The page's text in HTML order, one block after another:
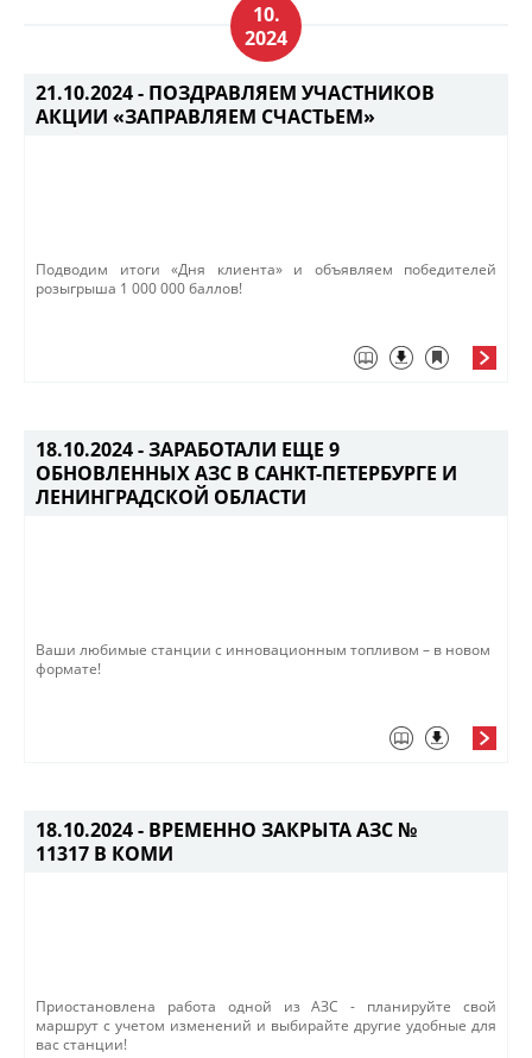
10.
2024
21.10.2024 - ПОЗДРАВЛЯЕМ УЧАСТНИКОВ
АКЦИИ «ЗАПРАВЛЯЕМ СЧАСТЬЕМ»
Подводим итоги «Дня клиента» и объявляем победителей
розыгрыша 1 000 000 баллов!​​
18.10.2024 -ЗАРАБОТАЛИ ЕЩЕ 9
ОБНОВЛЕННЫХ АЗС В САНКТ-ПЕТЕРБУРГЕ И
ЛЕНИНГРАДСКОЙ ОБЛАСТИ
Ваши любимые станции с инновационным топливом – в новом
формате!​
18.10.2024 - ВРЕМЕННО ЗАКРЫТА АЗС №
11317 В КОМИ
Приостановлена работа одной из ​АЗС - планируйте свой
маршрут с учетом изменений и выбирайте другие удобные для
вас станции!​​